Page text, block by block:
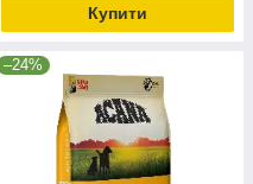
Купити
–24%